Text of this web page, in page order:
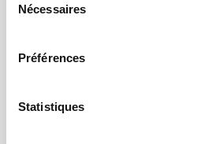
Nécessaires
Préférences
Statistiques
COMMANDE DE MAINTENANCE
MONITEUR DE QUALITÉ DE